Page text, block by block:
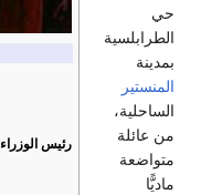
رئيس الوزراء
حي
الطرابلسية
بمدينة
المنستير
الساحلية،
من عائلة
متواضعة
ماديًّا